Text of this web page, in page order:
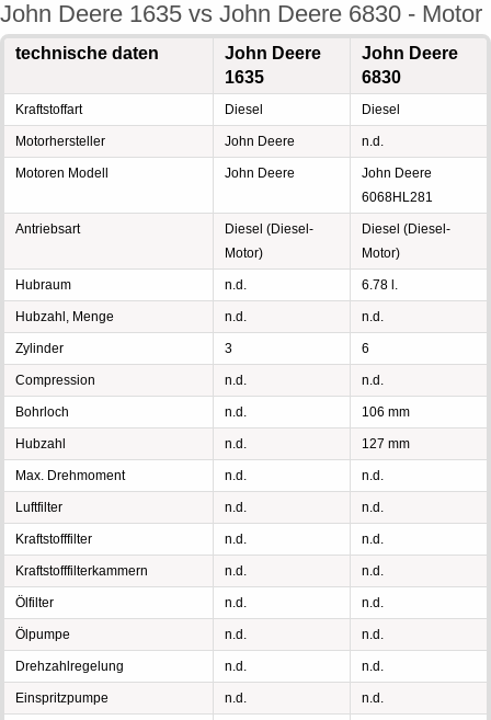
John Deere 1635 vs John Deere 6830 - Motor
technische daten
John Deere
1635
John Deere
6830
Kraftstoffart Diesel Diesel
Motorhersteller John Deere n.d.
Motoren Modell John Deere
John Deere
6068HL281
Antriebsart
Diesel (Diesel-
Motor)
Diesel (Diesel-
Motor)
Hubraum n.d. 6.78 l.
Hubzahl, Menge n.d. n.d.
Zylinder 3 6
Compression n.d. n.d.
Bohrloch n.d. 106 mm
Hubzahl n.d. 127 mm
Max. Drehmoment n.d. n.d.
Luftfilter n.d. n.d.
Kraftstofffilter n.d. n.d.
Kraftstofffilterkammern n.d. n.d.
Ölfilter n.d. n.d.
Ölpumpe n.d. n.d.
Drehzahlregelung n.d. n.d.
Einspritzpumpe n.d. n.d.